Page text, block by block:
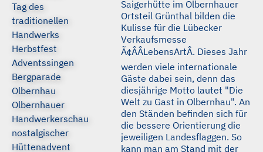
Tag des
traditionellen
Handwerks
Herbstfest
Adventssingen
Bergparade
Olbernhau
Olbernhauer
Handwerkerschau
nostalgischer
Hüttenadvent
Saigerhütte im Olbernhauer
Ortsteil Grünthal bilden die
Kulisse für die Lübecker
Verkaufsmesse
Ã¢ÂÂLebensArtÂ. Dieses Jahr
werden viele internationale
Gäste dabei sein, denn das
diesjährige Motto lautet "Die
Welt zu Gast in Olbernhau". An
den Ständen befinden sich für
die bessere Orientierung die
jeweiligen Landesflaggen. So
kann man am Stand mit der